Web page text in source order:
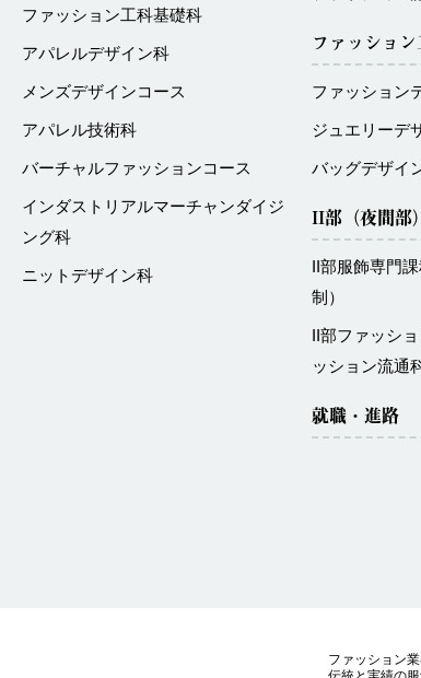
ファッション工科基礎科
アパレルデザイン科
メンズデザインコース
アパレル技術科
バーチャルファッションコース
インダストリアルマーチャンダイジ
ング科
ニットデザイン科
ファッショ
ファッション
ジュエリーデ
バッグデザイ
II部（夜間部）
II部服飾専門
制）
II部ファッシ
ッション流通
就職・進路
ファッション